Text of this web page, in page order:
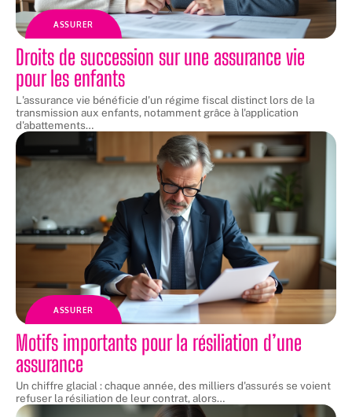
ASSURER
Droits de succession sur une assurance vie
pour les enfants
L'assurance vie bénéficie d'un régime fiscal distinct lors de la
transmission aux enfants, notamment grâce à l'application
d'abattements…
ASSURER
Motifs importants pour la résiliation d’une
assurance
Un chiffre glacial : chaque année, des milliers d'assurés se voient
refuser la résiliation de leur contrat, alors…